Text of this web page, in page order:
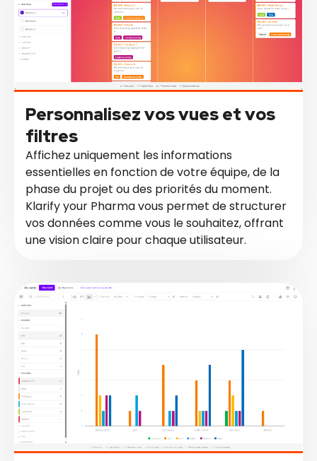
Personnalisez vos vues et vos
filtres
Affichez uniquement les informations
essentielles en fonction de votre équipe, de la
phase du projet ou des priorités du moment.
Klarify your Pharma vous permet de structurer
vos données comme vous le souhaitez, offrant
une vision claire pour chaque utilisateur.